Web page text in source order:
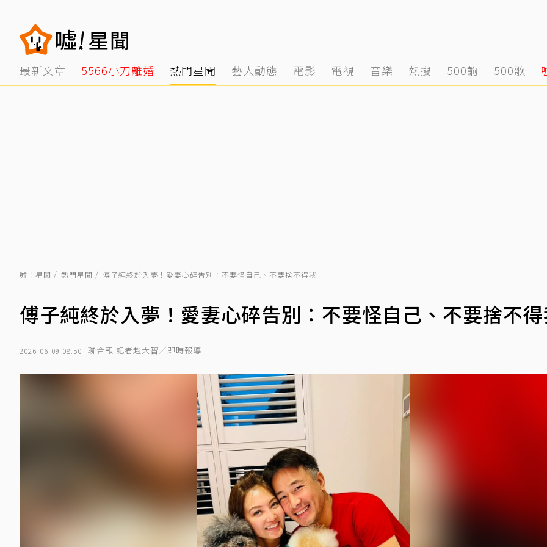
最新文章 5566小刀離婚 熱門星聞 藝人動態 電影 電視 音樂 熱搜 500齣 500歌
噓！星聞 熱門星聞 傅子純終於入夢！愛妻心碎告別：不要怪自己、不要捨不得我
傅子純終於入夢！愛妻心碎告別：不要怪自己、不要捨不
2026-06-09 08:50 聯合報 記者趙大智／即時報導